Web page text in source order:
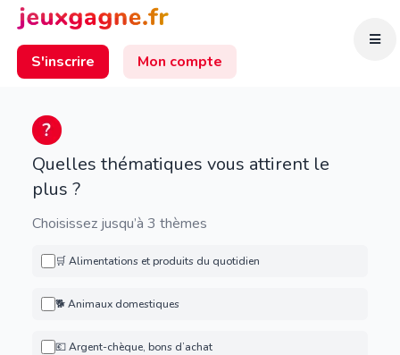
S'inscrire Mon compte
Quelles thématiques vous attirent le
plus ?
Choisissez jusqu’à 3 thèmes
🛒 Alimentations et produits du quotidien
🐕 Animaux domestiques
💶 Argent-chèque, bons d’achat